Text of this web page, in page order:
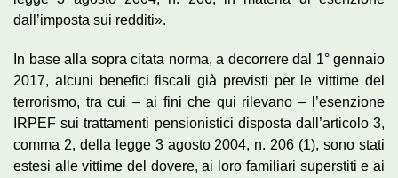
dall’imposta sui redditi».
In base alla sopra citata norma, a decorrere dal 1° gennaio
2017, alcuni benefici fiscali già previsti per le vittime del
terrorismo, tra cui – ai fini che qui rilevano – l’esenzione
IRPEF sui trattamenti pensionistici disposta dall’articolo 3,
comma 2, della legge 3 agosto 2004, n. 206 (1), sono stati
estesi alle vittime del dovere, ai loro familiari superstiti e ai